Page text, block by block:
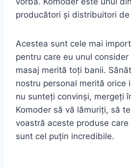
producători și distribuitori
Acestea sunt cele mai
pentru care eu unul
masaj merită toți banii.
nostru personal merită orice
nu sunteți convinși, mergeți
Komoder să vă lămuriți, să
voastră aceste produse
sunt cel puțin incredibile.